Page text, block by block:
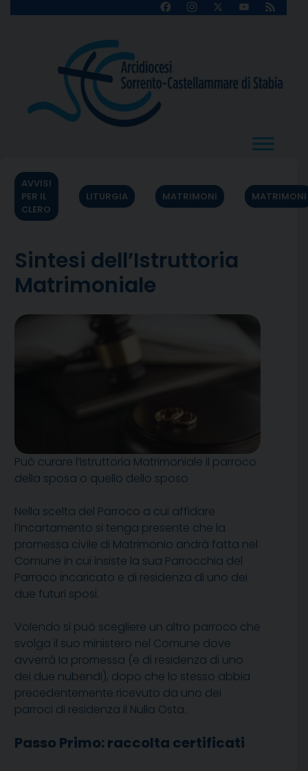
FacebookInstagram
X
YouTube
Feed
AVVISI
PER IL
CLERO
LITURGIA MATRIMONI MATRIMONI
Sintesi dell’Istruttoria
Matrimoniale
Può curare l’Istruttoria Matrimoniale il parroco
della sposa o quello dello sposo
Nella scelta del Parroco a cui affidare
l’incartamento si tenga presente che la
promessa civile di Matrimonio andrà fatta nel
Comune in cui insiste la sua Parrocchia del
Parroco incaricato e di residenza di uno dei
due futuri sposi.
Volendo si può scegliere un altro parroco che
svolga il suo ministero nel Comune dove
avverrà la promessa (e di residenza di uno
dei due nubendi), dopo che lo stesso abbia
precedentemente ricevuto da uno dei
parroci di residenza il Nulla Osta.
Passo Primo: raccolta certificati